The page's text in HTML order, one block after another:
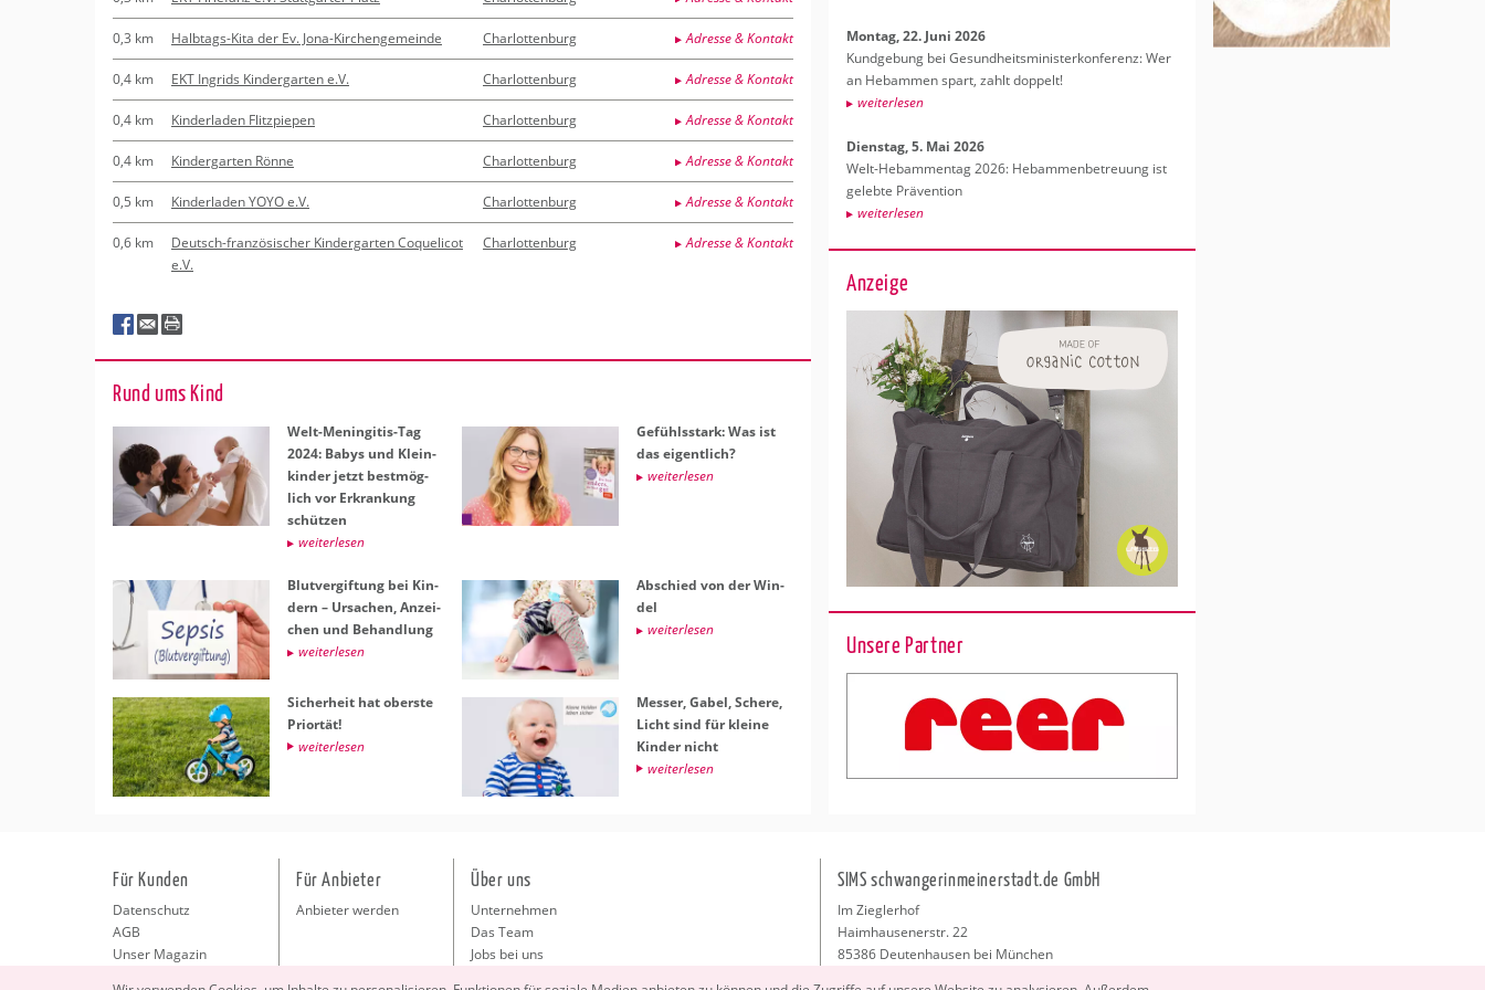
0,3 km Halbtags-Kita der Ev. Jona-Kirchengemeinde Charlottenburg Adresse & Kontakt
0,4 km EKT Ingrids Kindergarten e.V. Charlottenburg Adresse & Kontakt
0,4 km Kinderladen Flitzpiepen Charlottenburg Adresse & Kontakt
0,4 km Kindergarten Rönne Charlottenburg Adresse & Kontakt
0,5 km Kinderladen YOYO e.V. Charlottenburg Adresse & Kontakt
0,6 km
Deutsch-französischer Kindergarten Coquelicot
e.V.
Charlottenburg Adresse & Kontakt
Rund ums Kind
Welt-Me­nin­gi­tis-Tag
2024: Babys und Klein­
kin­der jetzt best­mög­
lich vor Er­kran­kung
schüt­zen
wei­ter­le­sen
Ge­fühls­stark: Was ist
das ei­gent­lich?
wei­ter­le­sen
Blut­ver­gif­tung bei Kin­
dern – Ur­sa­chen, An­zei­
chen und Be­hand­lung
wei­ter­le­sen
Ab­schied von der Win­
del
wei­ter­le­sen
Si­cher­heit hat obers­te
Pri­or­tät!
wei­ter­le­sen
Mes­ser, Gabel, Sche­re,
Licht sind für klei­ne
Kin­der nicht
wei­ter­le­sen
Mon­tag, 22. Juni 2026
Kund­ge­bung bei Ge­sund­heits­mi­nis­ter­kon­fe­renz: Wer
an Heb­am­men spart, zahlt dop­pelt!
wei­ter­le­sen
Diens­tag, 5. Mai 2026
Welt-Heb­am­men­tag 2026: Heb­am­men­be­treu­ung ist
ge­leb­te Prä­ven­ti­on
wei­ter­le­sen
Anzeige
Unsere Partner
Für Kunden
Datenschutz
AGB
Unser Magazin
Für Anbieter
Anbieter werden
Über uns
Unternehmen
Das Team
Jobs bei uns
SIMS schwangerinmeinerstadt.de GmbH
Im Zieglerhof
Haimhausenerstr. 22
85386 Deutenhausen bei München